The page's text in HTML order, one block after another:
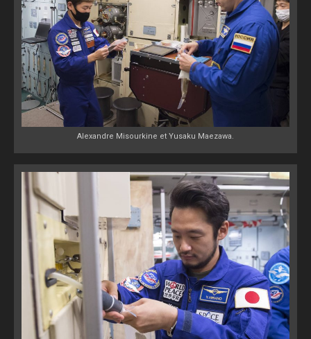
Alexandre Misourkine et Yusaku Maezawa.